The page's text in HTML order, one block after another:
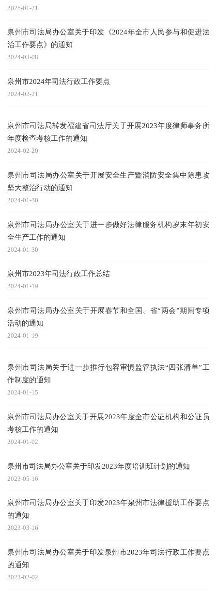
2025-01-21
泉州市司法局办公室关于印发《2024年全市人民参与和促进法
治工作要点》的通知
2024-03-08
泉州市2024年司法行政工作要点
2024-02-21
泉州市司法局转发福建省司法厅关于开展2023年度律师事务所
年度检查考核工作的通知
2024-02-20
泉州市司法局办公室关于开展安全生产暨消防安全集中除患攻
坚大整治行动的通知
2024-01-30
泉州市司法局办公室关于进一步做好法律服务机构岁末年初安
全生产工作的通知
2024-01-30
泉州市2023年司法行政工作总结
2024-01-19
泉州市司法局办公室关于开展春节和全国、省“两会”期间专项
活动的通知
2024-01-19
泉州市司法局关于进一步推行包容审慎监管执法“四张清单”工
作制度的通知
2024-01-15
泉州市司法局办公室关于开展2023年度全市公证机构和公证员
考核工作的通知
2024-01-02
泉州市司法局办公室关于印发2023年度培训班计划的通知
2023-05-16
泉州市司法局办公室关于印发2023年泉州市法律援助工作要点
的通知
2023-03-16
泉州市司法局办公室关于印发泉州市2023年司法行政工作要点
的通知
2023-02-02